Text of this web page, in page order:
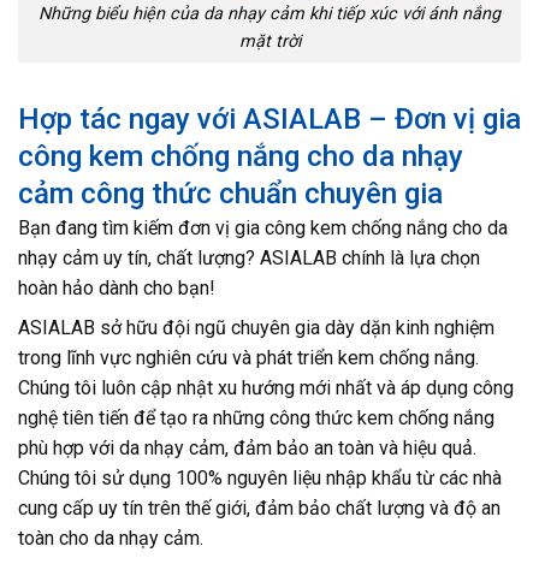
Những biểu hiện của da nhạy cảm khi tiếp xúc với ánh nắng
mặt trời
Hợp tác ngay với ASIALAB – Đơn vị gia
công kem chống nắng cho da nhạy
cảm công thức chuẩn chuyên gia
Bạn đang tìm kiếm đơn vị gia công kem chống nắng cho da
nhạy cảm uy tín, chất lượng? ASIALAB chính là lựa chọn
hoàn hảo dành cho bạn!
ASIALAB sở hữu đội ngũ chuyên gia dày dặn kinh nghiệm
trong lĩnh vực nghiên cứu và phát triển kem chống nắng.
Chúng tôi luôn cập nhật xu hướng mới nhất và áp dụng công
nghệ tiên tiến để tạo ra những công thức kem chống nắng
phù hợp với da nhạy cảm, đảm bảo an toàn và hiệu quả.
Chúng tôi sử dụng 100% nguyên liệu nhập khẩu từ các nhà
cung cấp uy tín trên thế giới, đảm bảo chất lượng và độ an
toàn cho da nhạy cảm.